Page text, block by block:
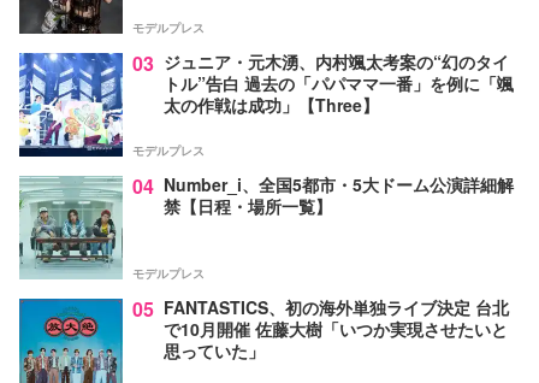
モデルプレス
03 ジュニア・元木湧、内村颯太考案の“幻のタイ
トル”告白 過去の「パパママ一番」を例に「颯
太の作戦は成功」【Three】
モデルプレス
04 Number_i、全国5都市・5大ドーム公演詳細解
禁【日程・場所一覧】
モデルプレス
05 FANTASTICS、初の海外単独ライブ決定 台北
で10月開催 佐藤大樹「いつか実現させたいと
思っていた」